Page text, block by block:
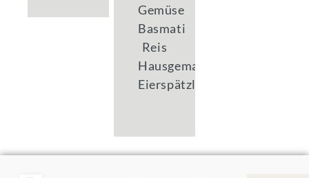
Gemüse
Basmati
Reis
Hausgemachte
Eierspätzle